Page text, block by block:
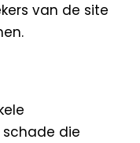
van de site
schade die